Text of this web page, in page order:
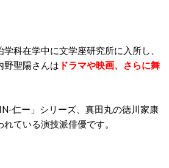
科在学中に文学座研究所に入所し、
野聖陽さんは ドラマや映画、さらに舞
仁ー」シリーズ、真田丸の徳川家康
ている演技派俳優です。